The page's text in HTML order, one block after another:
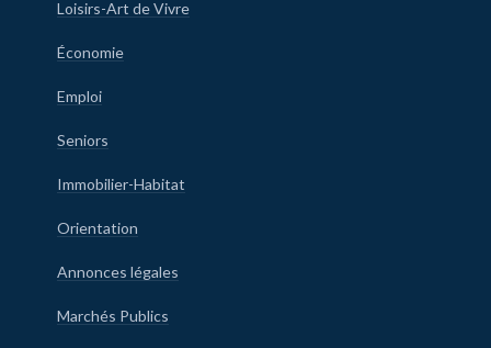
Loisirs-Art de Vivre
Économie
Emploi
Seniors
Immobilier-Habitat
Orientation
Annonces légales
Marchés Publics